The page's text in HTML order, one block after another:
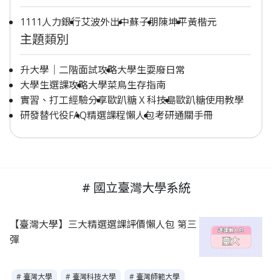
1111人力銀行艾波外出中蘇子朋陳坤平黃楷元
主題類別
升大學｜二階面試攻略大學生耍廢日常
大學生選課攻略大學菜鳥生存指南
實習、打工經驗分享歐趴糖 X 科技島歐趴糖使用教學
研發替代役FAQ精選課程懶人包考研通關手冊
# 國立臺灣大學系統
【臺灣大學】三大精選選課評價懶人包 第三
彈
# 臺灣大學 # 臺灣科技大學
# 臺灣師範大學